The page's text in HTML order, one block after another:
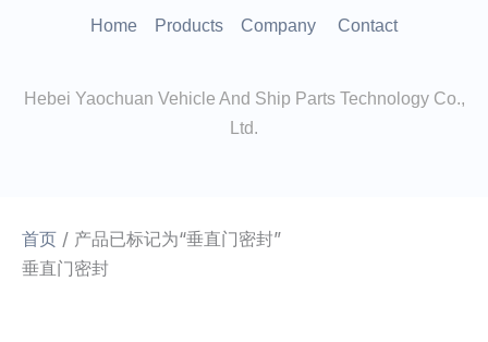
Home Products Company Contact
Hebei Yaochuan Vehicle And Ship Parts Technology Co.,
Ltd.
首页 / 产品已标记为“垂直门密封”
垂直门密封